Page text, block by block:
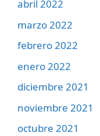
abril 2022
marzo 2022
febrero 2022
enero 2022
diciembre 2021
noviembre 2021
octubre 2021